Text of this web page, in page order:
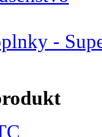
-